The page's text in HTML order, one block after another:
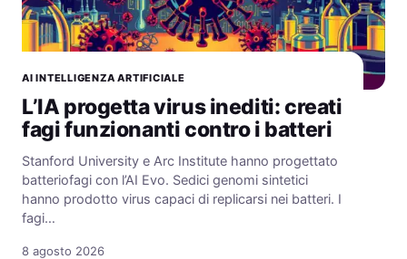
AI INTELLIGENZA ARTIFICIALE
L’IA progetta virus inediti: creati
fagi funzionanti contro i batteri
Stanford University e Arc Institute hanno progettato
batteriofagi con l’AI Evo. Sedici genomi sintetici
hanno prodotto virus capaci di replicarsi nei batteri. I
fagi…
8 agosto 2026